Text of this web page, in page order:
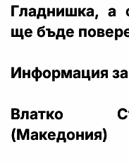
Гладнишка, а
ще бъде
Информация за
Влатко
(Македония)